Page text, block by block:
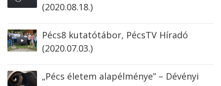
(2020.08.18.)
Pécs8 kutatótábor, PécsTV Híradó
(2020.07.03.)
„Pécs életem alapélménye” – Dévényi